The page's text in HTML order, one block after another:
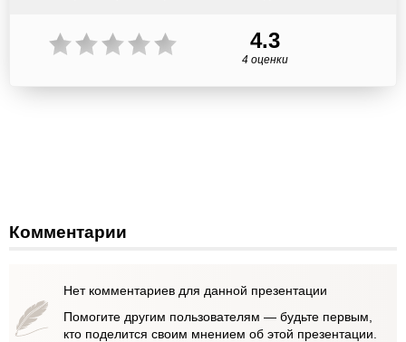
4.3
4 оценки
Комментарии
Нет комментариев для данной презентации
Помогите другим пользователям — будьте первым,
кто поделится своим мнением об этой презентации.